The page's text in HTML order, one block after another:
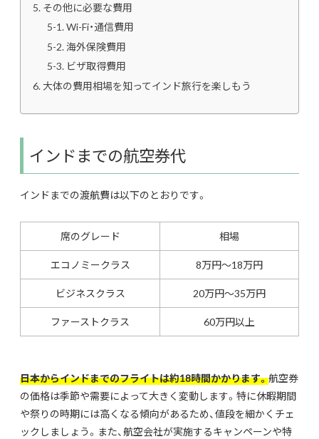
その他に必要な費用
Wi-Fi・通信費用
海外保険費用
ビザ取得費用
大体の費用相場を知ってインド旅行を楽しもう
インドまでの航空券代
インドまでの渡航費は以下のとおりです。
席のグレード
相場
エコノミークラス
8万円～18万円
ビジネスクラス
20万円～35万円
ファーストクラス
60万円以上
日本からインドまでのフライトは約18時間かかります。航空券
の価格は季節や需要によって大きく変動します。特に休暇期間
や祭りの時期には高くなる傾向があるため、値段を細かくチェ
ックしましょう。また、航空会社が実施するキャンペーンや特